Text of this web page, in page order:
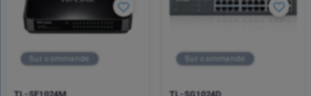
Sur commande Sur commande